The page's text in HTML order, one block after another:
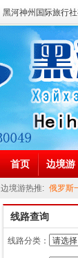
黑河神州国际旅行
首页 边境游
边境游热推: 俄罗斯
民族风情一日体验游
线路查询
线路分类：